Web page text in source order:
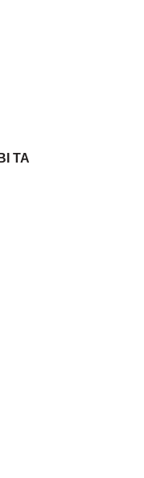
ТА